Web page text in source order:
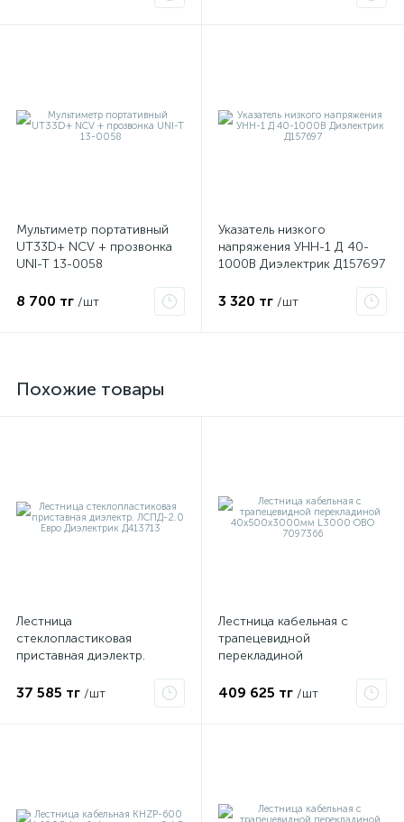
Мультиметр портативный
UT33D+ NCV + прозвонка
UNI-T 13-0058
8 700 тг /шт
Указатель низкого
напряжения УНН-1 Д 40-
1000В Диэлектрик Д157697
3 320 тг /шт
Похожие товары
Лестница
стеклопластиковая
приставная диэлектр.
Д413713
37 585 тг /шт
Лестница кабельная с
трапецевидной
перекладиной
OBO 7097366
409 625 тг /шт